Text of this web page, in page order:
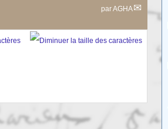
parAGHA